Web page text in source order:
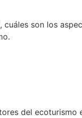
son los
del